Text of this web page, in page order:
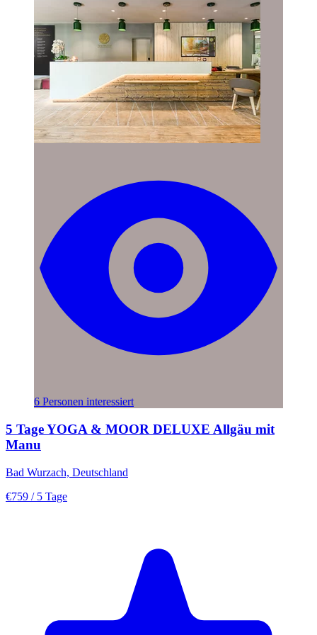
6 Personen interessiert
5 Tage YOGA & MOOR DELUXE Allgäu mit
Manu
Bad Wurzach, Deutschland
€759 / 5 Tage